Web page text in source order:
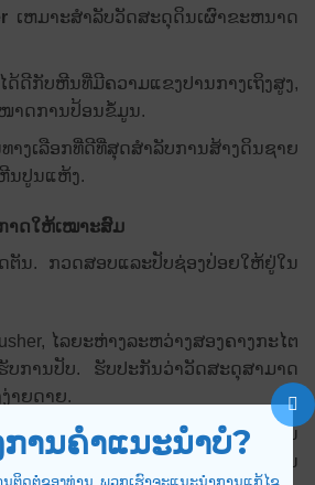
ເຫມາະສໍາລັບວັດສະດຸດິນເຜົາຂະຫນາດ
ດີກັບຫີນທີ່ມີຄວາມແຂງປານກາງເຖິງສູງ,
າດການປ້ອນຂໍ້ມູນ.
ທາງເລືອກທີ່ດີທີ່ສຸດສໍາລັບການສ້າງດິນຊາຍ
ນປູນແຫ້ງ.
າດໃຫ້ເໝາະສົມ
ຕັນ. ກວດ​ສອບ​ແລະ​ປັບ​ຊ່ອງ​ປ່ອຍ​ໃຫ້​ຢູ່​ໃນ​
ໄລຍະຫ່າງລະຫວ່າງສອງຄາງກະໄຕ
ບການປັບ. ຮັບປະກັນວ່າວັດສະດຸສາມາດ
າຍດາຍ.
, ມັນເປັນສິ່ງຈໍາເປັນເພື່ອກວດກາເບິ່ງການ
ເວັ້ນການສະສົມວັດສະດຸຢູ່ໃນສະພາການ
ານຄໍາແນະນໍາບໍ?
ຕິດຕໍ່ຂອງທ່ານ, ພວກເຮົາຈະແນະນໍາການແກ້ໄຂ